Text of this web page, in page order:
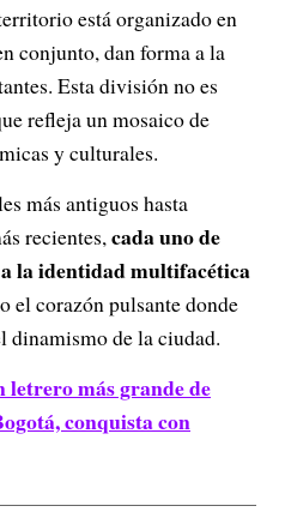
está organizado en
conjunto, dan forma a la
Esta división no es
refleja un mosaico de
y culturales.
más antiguos hasta
recientes,cada uno de
la identidad multifacética
el corazón pulsante donde
dinamismo de la ciudad.
letrero más grande de
conquista con